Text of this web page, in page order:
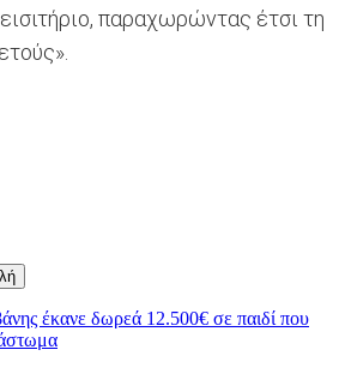
παραχωρώντας έτσι τη
έκανε δωρεά 12.500€ σε παιδί που